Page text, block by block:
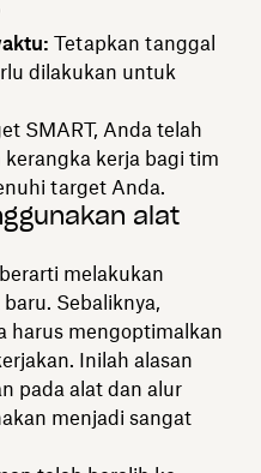
Tetapkan tanggal
dilakukan untuk
SMART, Anda telah
kerja bagi tim
target Anda.
alat
melakukan
Sebaliknya,
harus mengoptimalkan
Inilah alasan
pada alat dan alur
menjadi sangat